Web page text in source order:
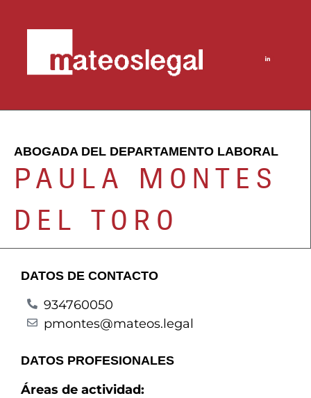
ABOGADA DEL DEPARTAMENTO LABORAL
PAULA MONTES
DEL TORO
DATOS DE CONTACTO
934760050
pmontes@mateos.legal
DATOS PROFESIONALES
Áreas de actividad: